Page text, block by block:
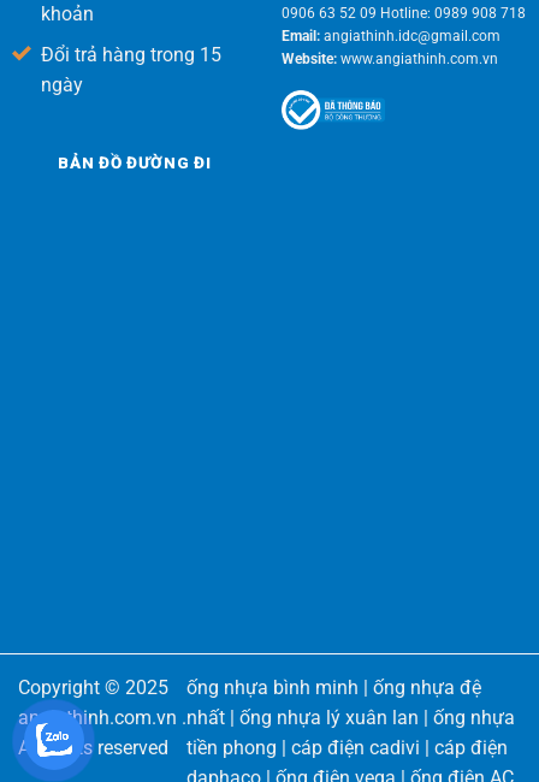
khoản
Đổi trả hàng trong 15
ngày
0906 63 52 09 Hotline: 0989 908 718
Email:angiathinh.idc@gmail.com
Website:www.angiathinh.com.vn
BẢN ĐỒ ĐƯỜNG ĐI
Copyright © 2025
angiathinh.com.vn .
All rights reserved
ống nhựa bình minh | ống nhựa đệ
nhất | ống nhựa lý xuân lan | ống nhựa
tiền phong | cáp điện cadivi | cáp điện